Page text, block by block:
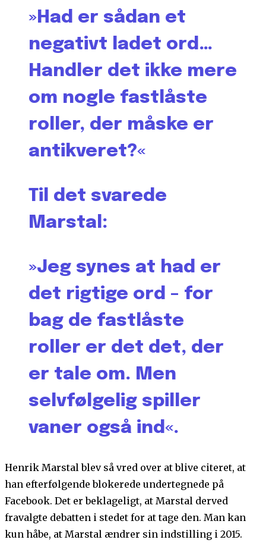
»Had er sådan et
negativt ladet ord…
Handler det ikke mere
om nogle fastlåste
roller, der måske er
antikveret?«
Til det svarede
Marstal:
»Jeg synes at had er
det rigtige ord – for
bag de fastlåste
roller er det det, der
er tale om. Men
selvfølgelig spiller
vaner også ind«.
Henrik Marstal blev så vred over at blive citeret, at
han efterfølgende blokerede undertegnede på
Facebook. Det er beklageligt, at Marstal derved
fravalgte debatten i stedet for at tage den. Man kan
kun håbe, at Marstal ændrer sin indstilling i 2015.